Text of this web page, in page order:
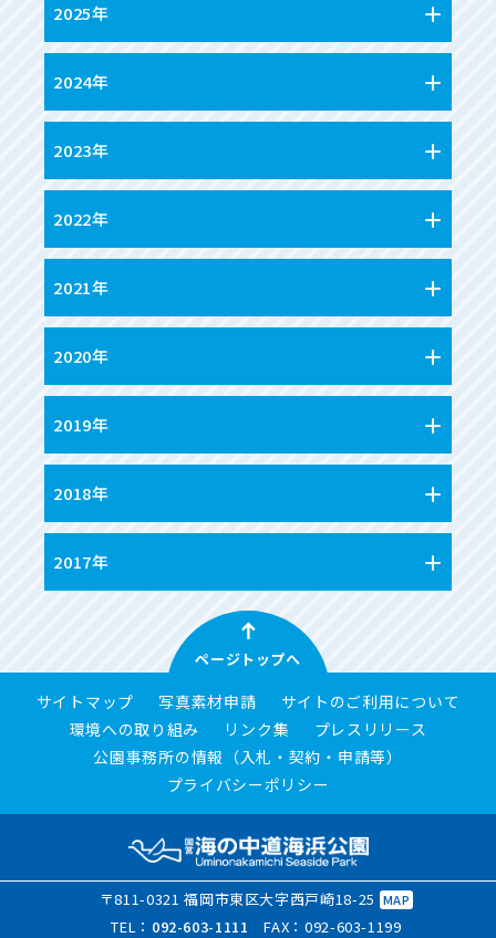
2025年
2024年
2023年
2022年
2021年
2020年
2019年
2018年
2017年
ページトップへ
サイトマップ 写真素材申請
サイトのご利用について
環境への取り組み
リンク集
プレスリリース
公園事務所の情報（入札・契約・申請等）
プライバシーポリシー
〒811-0321 福岡市東区大字西戸崎18-25 MAP
TEL： 092-603-1111 FAX：092-603-1199